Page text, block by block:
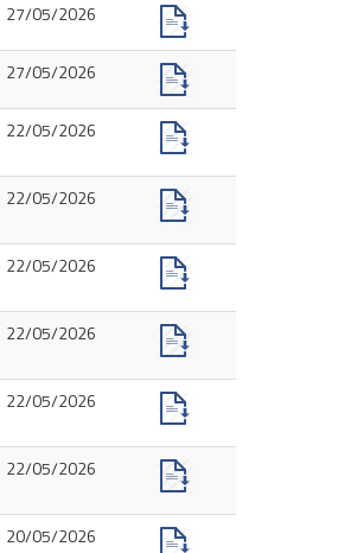
27/05/2026
27/05/2026
22/05/2026
22/05/2026
22/05/2026
22/05/2026
22/05/2026
22/05/2026
20/05/2026